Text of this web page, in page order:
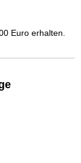
Euro erhalten.